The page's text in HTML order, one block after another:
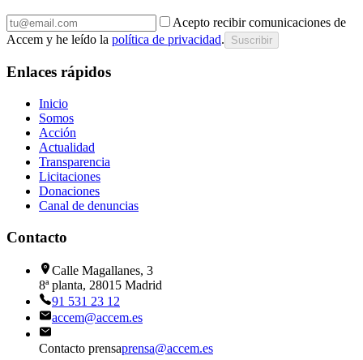
Acepto recibir comunicaciones de
Accem y he leído la política de privacidad. Suscribir
Enlaces rápidos
Inicio
Somos
Acción
Actualidad
Transparencia
Licitaciones
Donaciones
Canal de denuncias
Contacto
Calle Magallanes, 3
8ª planta, 28015 Madrid
91 531 23 12
accem@accem.es
Contacto prensaprensa@accem.es